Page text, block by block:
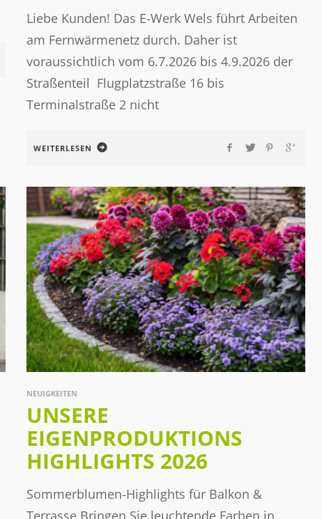
Liebe Kunden! Das E-Werk Wels führt Arbeiten
am Fernwärmenetz durch. Daher ist
voraussichtlich vom 6.7.2026 bis 4.9.2026 der
Straßenteil Flugplatzstraße 16 bis
Terminalstraße 2 nicht
WEITERLESEN
NEUIGKEITEN
UNSERE
EIGENPRODUKTIONS
HIGHLIGHTS 2026
Sommerblumen-Highlights für Balkon &